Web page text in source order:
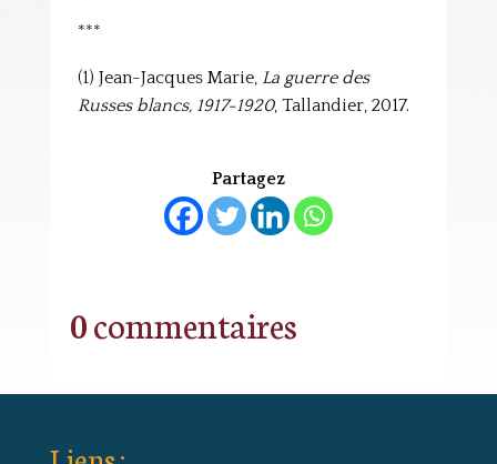
***
(1) Jean-Jacques Marie, La guerre des
Russes blancs, 1917-1920, Tallandier, 2017.
Partagez
0 commentaires